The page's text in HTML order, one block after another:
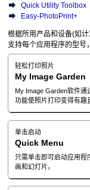
Quick Utility Toolbox
Easy-PhotoPrint+
根据所用产品和设备(如
支持每个应用程序的型号
轻松打印照片
My Image Garden
My Image Garden软件通
功能使照片打印变得有趣
单击启动
Quick Menu
只需单击即可启动应用
画和幻灯片。